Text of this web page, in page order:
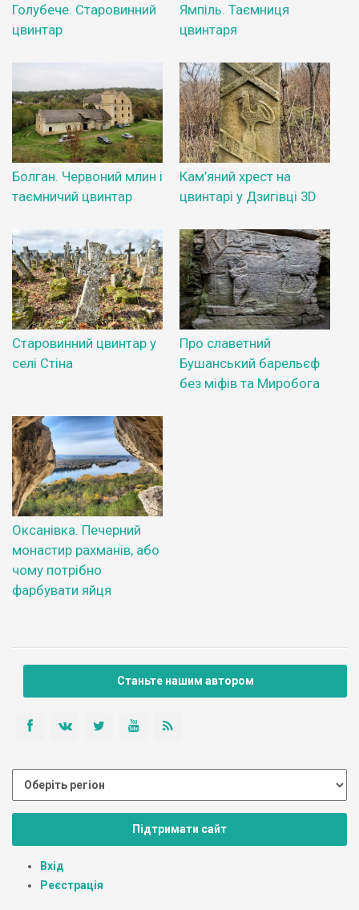
Голубече. Старовинний
цвинтар
Ямпіль. Таємниця
цвинтаря
Болган. Червоний млин і
таємничий цвинтар
Кам’яний хрест на
цвинтарі у Дзигівці 3D
Старовинний цвинтар у
селі Стіна
Про славетний
Бушанський барельєф
без міфів та Миробога
Оксанівка. Печерний
монастир рахманів, або
чому потрібно
фарбувати яйця
Станьте нашим автором
Підтримати сайт
Вхід
Реєстрація